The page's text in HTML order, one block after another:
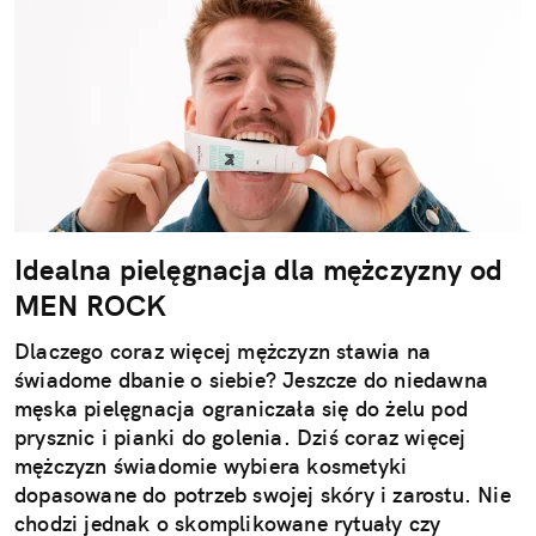
Idealna pielęgnacja dla mężczyzny od
MEN ROCK
Dlaczego coraz więcej mężczyzn stawia na
świadome dbanie o siebie? Jeszcze do niedawna
męska pielęgnacja ograniczała się do żelu pod
prysznic i pianki do golenia. Dziś coraz więcej
mężczyzn świadomie wybiera kosmetyki
dopasowane do potrzeb swojej skóry i zarostu. Nie
chodzi jednak o skomplikowane rytuały czy